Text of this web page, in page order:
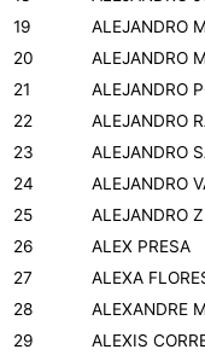
19
ALEJANDRO
20
ALEJANDRO
21
ALEJANDRO
22
ALEJANDRO
23
ALEJANDRO
24
ALEJANDRO
25
ALEJANDRO
26
ALEX PRESA
27
ALEXA
28
ALEXANDRE
29
ALEXIS